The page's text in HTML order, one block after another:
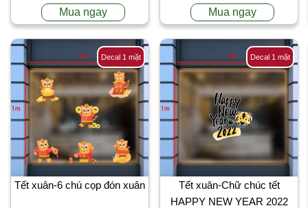
Mua ngay Mua ngay
Decal 1 mặt
Tết xuân-6 chú cọp đón xuân
Decal 1 mặt
Tết xuân-Chữ chúc tết
HAPPY NEW YEAR 2022